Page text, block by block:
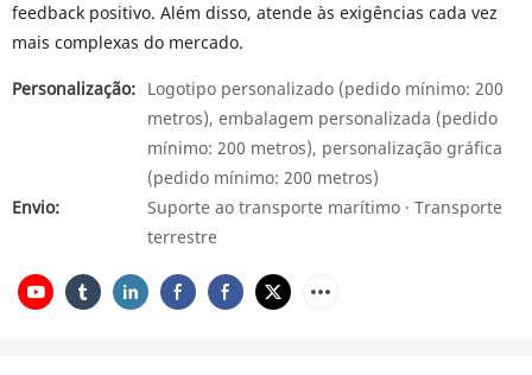
feedback positivo. Além disso, atende às exigências cada vez
mais complexas do mercado.
Personalização: Logotipo personalizado (pedido mínimo: 200
metros), embalagem personalizada (pedido
mínimo: 200 metros), personalização gráfica
(pedido mínimo: 200 metros)
Envio:
Suporte ao transporte marítimo · Transporte
terrestre